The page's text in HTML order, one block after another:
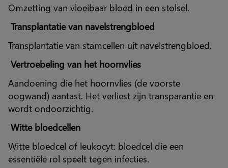
Omzetting van vloeibaar bloed in een stolsel.
Transplantatie van navelstrengbloed
Transplantatie van stamcellen uit navelstrengbloed.
Vertroebeling van het hoornvlies
Aandoening die het hoornvlies (de voorste
oogwand) aantast. Het verliest zijn transparantie en
wordt ondoorzichtig.
Witte bloedcellen
Witte bloedcel of leukocyt: bloedcel die een
essentiële rol speelt tegen infecties.